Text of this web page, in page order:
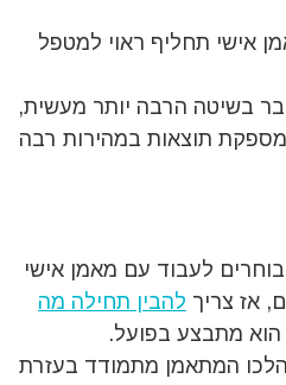
אישי תחליף ראוי למטפל
בשיטה הרבה יותר מעשית,
תוצאות במהירות רבה
לעבוד עם מאמן אישי
אז צריך להבין תחילה מה
הוא מתבצע בפועל.
המתאמן מתמודד בעזרת